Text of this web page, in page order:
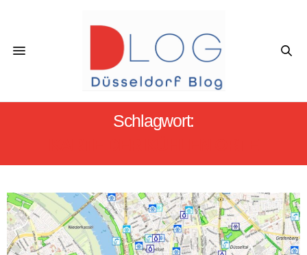
Schlagwort: